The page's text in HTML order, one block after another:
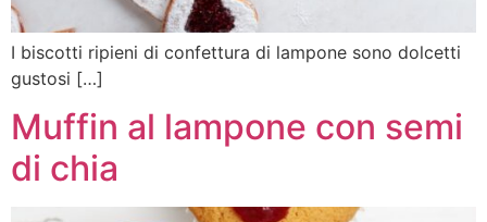
I biscotti ripieni di confettura di lampone sono dolcetti
gustosi […]
Muffin al lampone con semi
di chia